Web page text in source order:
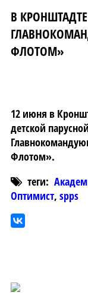
В
ФЛОТОМ»
12 июня в
детской
Флотом».
теги:
Оптимист, spps